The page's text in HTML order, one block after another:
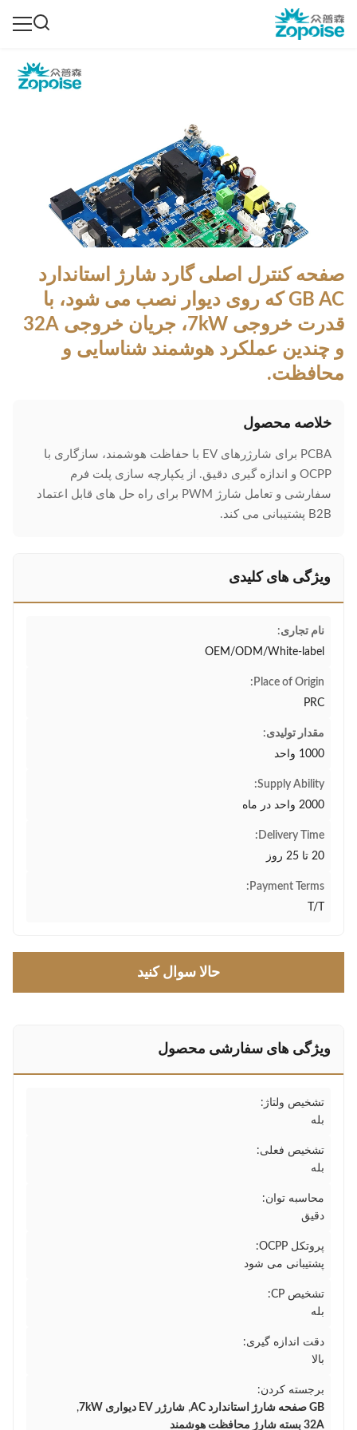
صفحه کنترل اصلی گارد شارژ استاندارد
GB AC که روی دیوار نصب می شود، با
قدرت خروجی 7kW، جریان خروجی 32A
و چندین عملکرد هوشمند شناسایی و
محافظت.
خلاصه محصول
PCBA برای شارژرهای EV با حفاظت هوشمند، سازگاری با
OCPP و اندازه گیری دقیق. از یکپارچه سازی پلت فرم
سفارشی و تعامل شارژ PWM برای راه حل های قابل اعتماد
B2B پشتیبانی می کند.
ویژگی های کلیدی
نام تجاری:
OEM/ODM/White-label
Place of Origin:
PRC
مقدار تولیدی:
1000 واحد
Supply Ability:
2000 واحد در ماه
Delivery Time:
20 تا 25 روز
Payment Terms:
T/T
حالا سوال کنيد
ویژگی های سفارشی محصول
تشخیص ولتاژ:
بله
تشخیص فعلی:
بله
محاسبه توان:
دقیق
پروتکل OCPP:
پشتیبانی می شود
تشخیص CP:
بله
دقت اندازه گیری:
بالا
برجسته کردن:
GB صفحه شارژ استاندارد AC
, شارژر EV دیواری 7kW
,
32A بسته شارژ محافظت هوشمند